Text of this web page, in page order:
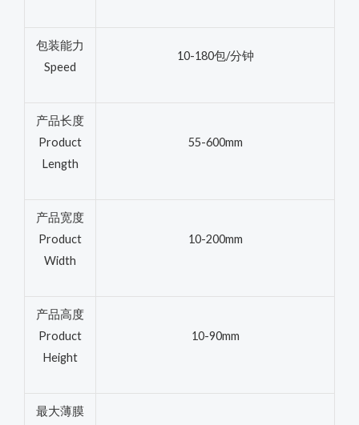
包装能力
Speed
10-180包/分钟
产品长度
Product
Length
55-600mm
产品宽度
Product
Width
10-200mm
产品高度
Product
Height
10-90mm
最大薄膜